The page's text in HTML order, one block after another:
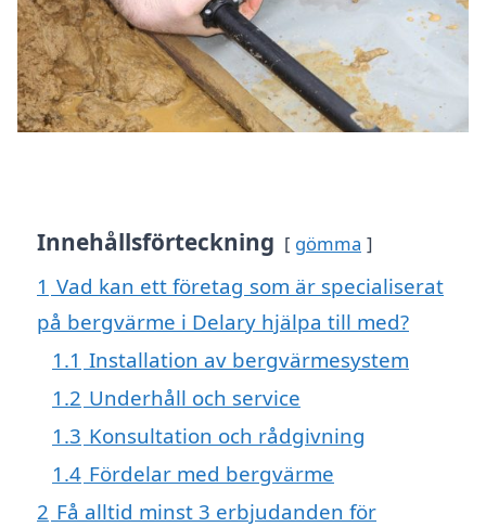
Innehållsförteckning gömma
1 Vad kan ett företag som är specialiserat
på bergvärme i Delary hjälpa till med?
1.1 Installation av bergvärmesystem
1.2 Underhåll och service
1.3 Konsultation och rådgivning
1.4 Fördelar med bergvärme
2 Få alltid minst 3 erbjudanden för